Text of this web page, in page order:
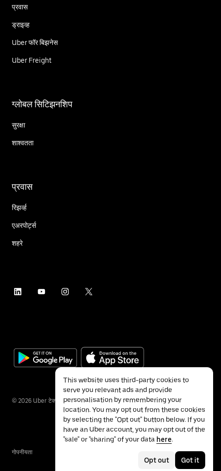
प्रवास
ड्राइव्ह
Uber फॉर बिझनेस
Uber Freight
ग्लोबल सिटिझनशिप
सुरक्षा
शाश्वतता
प्रवास
रिझर्व्ह
एअरपोर्ट्स
शहरे
© 2026 Uber टेक्नॉलॉजीज इंक.
गोपनीयता
This website uses third-party cookies to
serve you relevant ads and provide
personalisation by remembering your
location. You may opt out from these cookies
by selecting the "Opt out" button below. If you
have an Uber account, you may opt out of the
"sale" or "sharing" of your data here.
Opt out Got it